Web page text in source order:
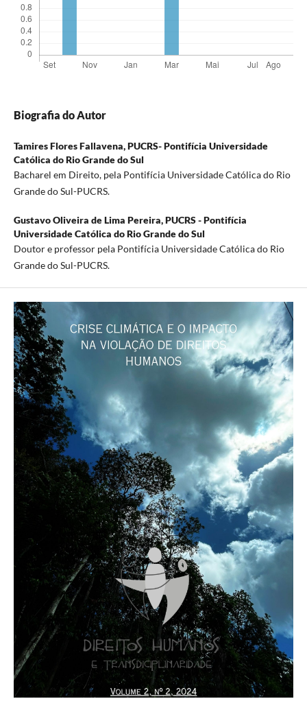
Biografia do Autor
Tamires Flores Fallavena,PUCRS- Pontifícia Universidade
Católica do Rio Grande do Sul
Bacharel em Direito, pela Pontifícia Universidade Católica do Rio
Grande do Sul-PUCRS.
Gustavo Oliveira de Lima Pereira,PUCRS - Pontifícia
Universidade Católica do Rio Grande do Sul
Doutor e professor pela Pontifícia Universidade Católica do Rio
Grande do Sul-PUCRS.